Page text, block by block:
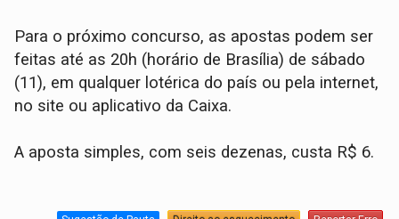
Para o próximo concurso, as apostas podem ser
feitas até as 20h (horário de Brasília) de sábado
(11), em qualquer lotérica do país ou pela internet,
no site ou aplicativo da Caixa.
A aposta simples, com seis dezenas, custa R$ 6.